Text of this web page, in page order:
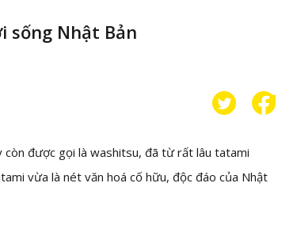
sống Nhật Bản
còn được gọi là washitsu, đã từ rất lâu tatami
vừa là nét văn hoá cố hữu, độc đáo của Nhật